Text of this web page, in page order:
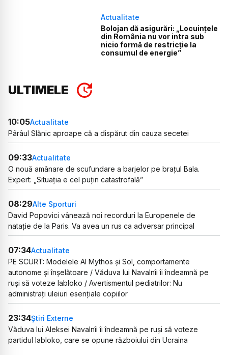
Actualitate
Bolojan dă asigurări: „Locuințele
din România nu vor intra sub
nicio formă de restricție la
consumul de energie”
ULTIMELE
10:05Actualitate
Pârâul Slănic aproape că a dispărut din cauza secetei
09:33Actualitate
O nouă amânare de scufundare a barjelor pe brațul Bala.
Expert: „Situația e cel puțin catastrofală”
08:29Alte Sporturi
David Popovici vânează noi recorduri la Europenele de
natație de la Paris. Va avea un rus ca adversar principal
07:34Actualitate
PE SCURT: Modelele AI Mythos și Sol, comportamente
autonome și înșelătoare / Văduva lui Navalnîi îi îndeamnă pe
ruși să voteze Iabloko / Avertismentul pediatrilor: Nu
administrați uleiuri esențiale copiilor
23:34Știri Externe
Văduva lui Aleksei Navalnîi îi îndeamnă pe ruși să voteze
partidul Iabloko, care se opune războiului din Ucraina